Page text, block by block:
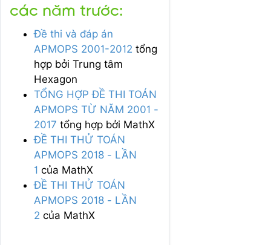
các năm trước:
Đề thi và đáp án
APMOPS 2001-2012 tổng
hợp bởi Trung tâm
Hexagon
TỔNG HỢP ĐỀ THI TOÁN
APMOPS TỪ NĂM 2001 -
2017 tổng hợp bởi MathX
ĐỀ THI THỬ TOÁN
APMOPS 2018 - LẦN
1 của MathX
ĐỀ THI THỬ TOÁN
APMOPS 2018 - LẦN
2 của MathX